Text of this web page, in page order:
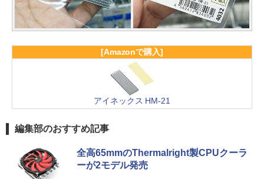
[Amazonで購入]
アイネックス HM-21
編集部のおすすめ記事
全高65mmのThermalright製CPUクーラ
ーが2モデル発売